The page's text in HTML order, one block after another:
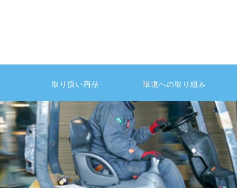
取り扱い商品 環境への取り組み